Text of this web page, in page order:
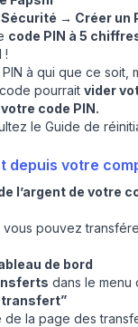
→ Créer un
code PIN à 5
!
à qui que ce soit,
pourrait vider
code PIN.
le Guide de
votre
l’argent de votre
vous pouvez
de bord
dans le menu
transfert”
la page des